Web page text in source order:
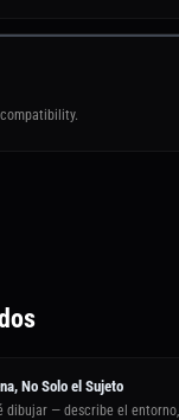
No Solo el Sujeto
dibujar — describe el